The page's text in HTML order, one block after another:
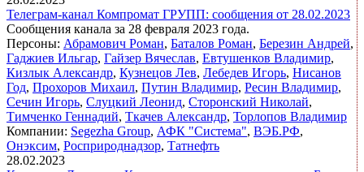
Телеграм-канал Компромат ГРУПП: сообщения от 28.02.2023
Сообщения канала за 28 февраля 2023 года.
Персоны: Абрамович Роман, Баталов Роман, Березин Андрей,
Гаджиев Ильгар, Гайзер Вячеслав, Евтушенков Владимир,
Кизлык Александр, Кузнецов Лев, Лебедев Игорь, Нисанов
Год, Прохоров Михаил, Путин Владимир, Ресин Владимир,
Сечин Игорь, Слуцкий Леонид, Сторонский Николай,
Тимченко Геннадий, Ткачев Александр, Торлопов Владимир
Компании: Segezha Group, АФК "Система", ВЭБ.РФ,
Онэксим, Росприроднадзор, Татнефть
28.02.2023